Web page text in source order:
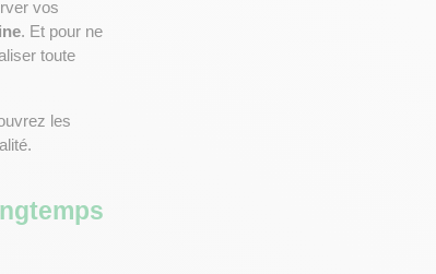
. Et pour ne
toute